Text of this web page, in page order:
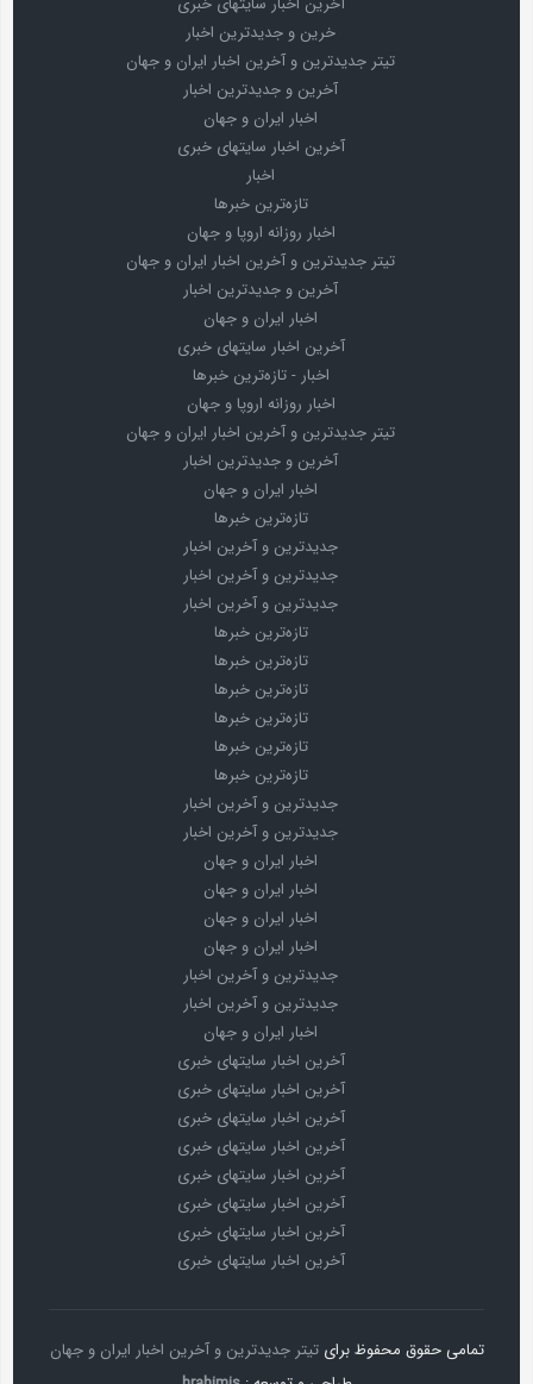
خرین و جدیدترین اخبار
تیتر جدیدترین و آخرین اخبار ایران و جهان
آخرین و جدیدترین اخبار
اخبار ایران و جهان
آخرین اخبار سایتهای خبری
اخبار
تازه‌ترین خبرها
اخبار روزانه اروپا و جهان
تیتر جدیدترین و آخرین اخبار ایران و جهان
آخرین و جدیدترین اخبار
اخبار ایران و جهان
آخرین اخبار سایتهای خبری
اخبار - تازه‌ترین خبرها
اخبار روزانه اروپا و جهان
تیتر جدیدترین و آخرین اخبار ایران و جهان
آخرین و جدیدترین اخبار
اخبار ایران و جهان
تازه‌ترین خبرها
جدیدترین و آخرین اخبار
جدیدترین و آخرین اخبار
جدیدترین و آخرین اخبار
تازه‌ترین خبرها
تازه‌ترین خبرها
تازه‌ترین خبرها
تازه‌ترین خبرها
تازه‌ترین خبرها
تازه‌ترین خبرها
جدیدترین و آخرین اخبار
جدیدترین و آخرین اخبار
اخبار ایران و جهان
اخبار ایران و جهان
اخبار ایران و جهان
اخبار ایران و جهان
جدیدترین و آخرین اخبار
جدیدترین و آخرین اخبار
اخبار ایران و جهان
آخرین اخبار سایتهای خبری
آخرین اخبار سایتهای خبری
آخرین اخبار سایتهای خبری
آخرین اخبار سایتهای خبری
آخرین اخبار سایتهای خبری
آخرین اخبار سایتهای خبری
آخرین اخبار سایتهای خبری
آخرین اخبار سایتهای خبری
تمامی حقوق محفوظ برای تیتر جدیدترین و آخرین اخبار ایران و جهان